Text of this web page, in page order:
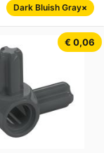
Dark Bluish Gray×
€ 0,06